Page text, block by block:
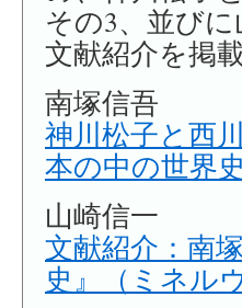
プ
その3、並び
文献紹介を掲
南塚信吾
神川松子と西
本の中の世界
山崎信一
文献紹介：南
史』（ミネル